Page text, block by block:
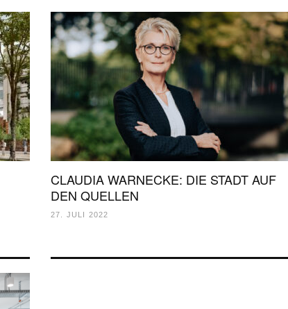
CLAUDIA WARNECKE: DIE STADT AUF
DEN QUELLEN
27. JULI 2022